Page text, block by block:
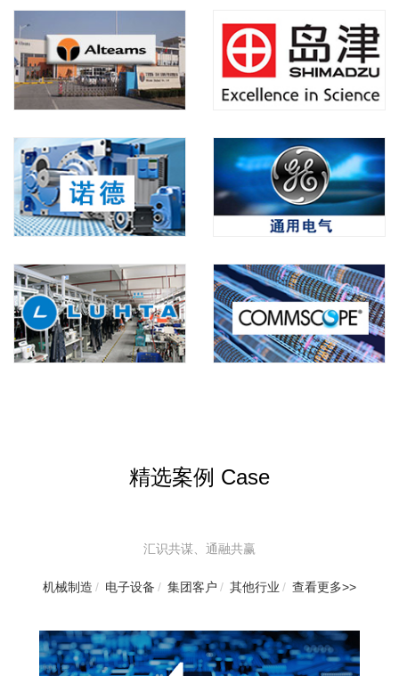
精选案例 Case
汇识共谋、通融共赢
机械制造 / 电子设备 / 集团客户 / 其他行业 / 查看更多>>